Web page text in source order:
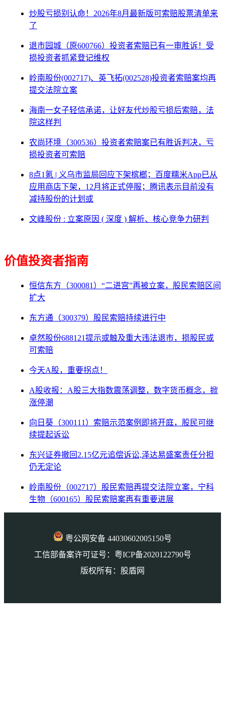
炒股亏损别认命！2026年8月最新版可索赔股票清单来
了
退市园城（原600766）投资者索赔已有一审胜诉！受
损投资者抓紧登记维权
岭南股份(002717)、英飞拓(002528)投资者索赔案均再
提交法院立案
海南一女子轻信承诺，让好友代炒股亏损后索赔，法
院这样判
农尚环境（300536）投资者索赔案已有胜诉判决，亏
损投资者可索赔
8点1氪 | 义乌市监局回应下架槟榔；百度糯米App已从
应用商店下架，12月将正式停服；腾讯表示目前没有
减持股份的计划或
文峰股份 : 立案原因 ( 深度 ) 解析、核心竞争力研判
价值投资者指南
恒信东方（300081）“二进宫”再被立案，股民索赔区间
扩大
东方通（300379）股民索赔持续进行中
卓然股份688121提示或触及重大违法退市，损股民或
可索赔
今天A股，重要拐点！
A股收报：A股三大指数震荡调整，数字货币概念，掀
涨停潮
向日葵（300111）索赔示范案例即将开庭，股民可继
续提起诉讼
东兴证券撤回2.15亿元追偿诉讼,泽达易盛案责任分担
仍无定论
岭南股份（002717）股民索赔再提交法院立案，宁科
生物（600165）股民索赔案再有重要进展
粤公网安备 44030602005150号
工信部备案许可证号：粤ICP备2020122790号
版权所有：股盾网